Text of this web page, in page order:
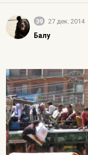
39 27 дек. 2014
Балу